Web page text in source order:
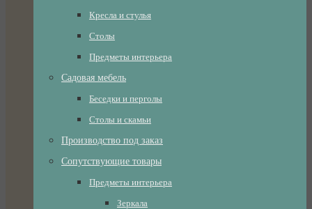
Кресла и стулья
Столы
Предметы интерьера
Садовая мебель
Беседки и перголы
Столы и скамьи
Производство под заказ
Сопутствующие товары
Предметы интерьера
Зеркала